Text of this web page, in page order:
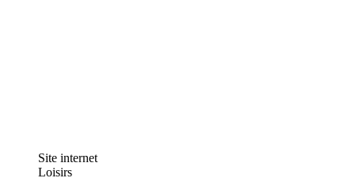
Site internet
Loisirs